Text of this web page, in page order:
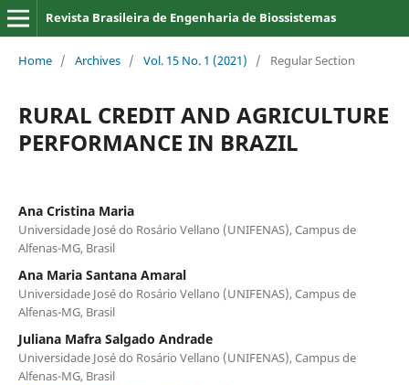
Revista Brasileira de Engenharia de Biossistemas
Home / Archives / Vol. 15 No. 1 (2021) / Regular Section
RURAL CREDIT AND AGRICULTURE
PERFORMANCE IN BRAZIL
Ana Cristina Maria
Universidade José do Rosário Vellano (UNIFENAS), Campus de
Alfenas-MG, Brasil
Ana Maria Santana Amaral
Universidade José do Rosário Vellano (UNIFENAS), Campus de
Alfenas-MG, Brasil
Juliana Mafra Salgado Andrade
Universidade José do Rosário Vellano (UNIFENAS), Campus de
Alfenas-MG, Brasil